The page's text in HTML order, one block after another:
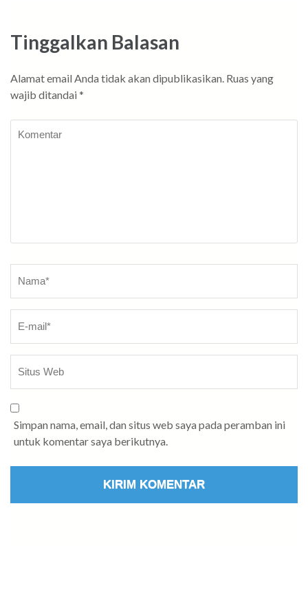
Tinggalkan Balasan
Alamat email Anda tidak akan dipublikasikan. Ruas yang
wajib ditandai *
Simpan nama, email, dan situs web saya pada peramban ini
untuk komentar saya berikutnya.